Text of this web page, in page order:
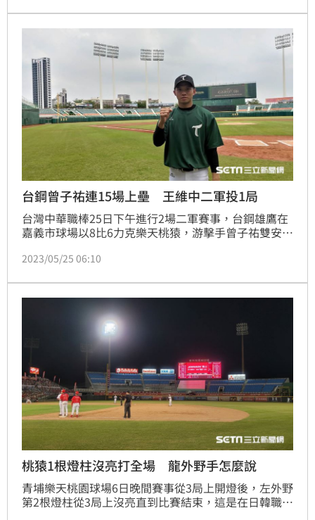
台鋼曾子祐連15場上壘 王維中二軍投1局
台灣中華職棒25日下午進行2場二軍賽事，台鋼雄鷹在
嘉義市球場以8比6力克樂天桃猿，游擊手曾子祐雙安，
上壘紀錄。（記者蕭保祥／桃園中壢報導）
2023/05/25 06:10
桃猿1根燈柱沒亮打全場 龍外野手怎麼說
青埔樂天桃園球場6日晚間賽事從3局上開燈後，左外野
第2根燈柱從3局上沒亮直到比賽結束，這是在日韓職棒